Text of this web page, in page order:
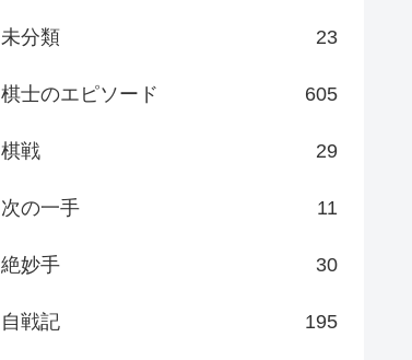
未分類 23
棋士のエピソード 605
棋戦 29
次の一手 11
絶妙手 30
自戦記 195